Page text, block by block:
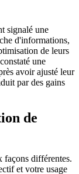
signalé une
d'informations,
de leurs
une
avoir ajusté leur
par des gains
de
façons différentes.
et votre usage